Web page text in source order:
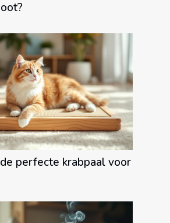
perfecte krabpaal voor